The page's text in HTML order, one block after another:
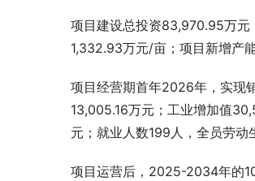
项目建设总投资83,970.95万元
1,332.93万元/亩；项目新增产
项目经营期首年2026年，实现
13,005.16万元；工业增加值
元；就业人数199人，全员劳
项目运营后，2025-2034年的